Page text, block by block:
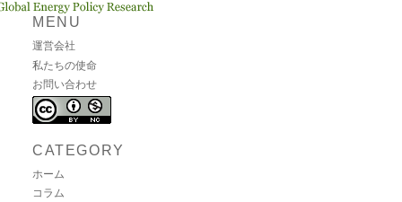
MENU
運営会社
私たちの使命
お問い合わせ
CATEGORY
ホーム
コラム